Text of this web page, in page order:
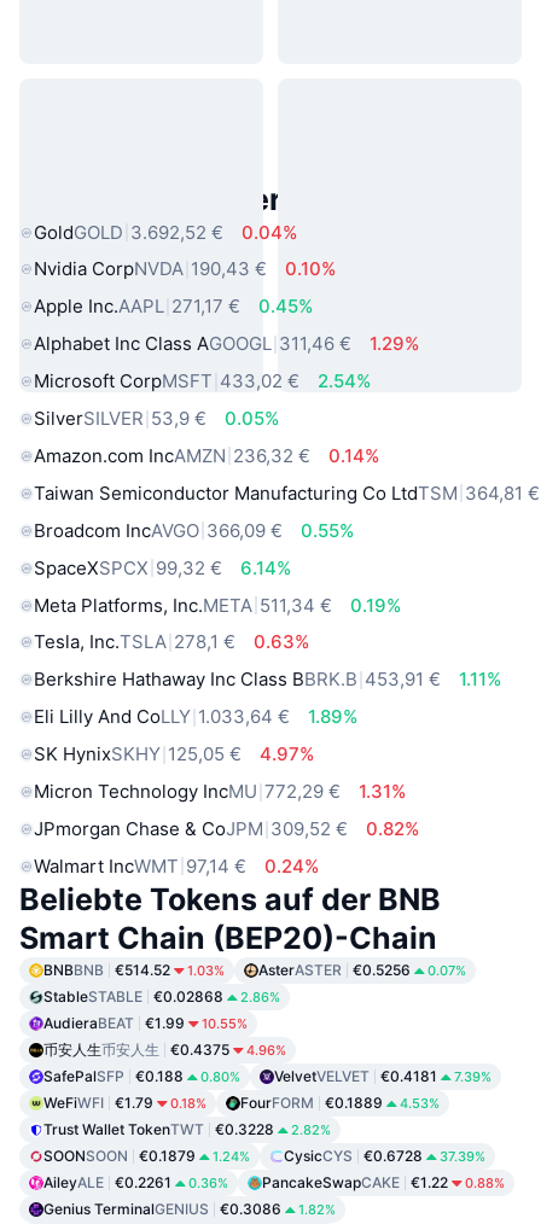
Beliebte reale Vermögenswerte
GoldGOLD 3.692,52 €
0.04%
Nvidia CorpNVDA 190,43 €
0.10%
Apple Inc.AAPL 271,17 €
0.45%
Alphabet Inc Class AGOOGL 311,46 €
1.29%
Microsoft CorpMSFT 433,02 €
2.54%
SilverSILVER 53,9 €
0.05%
Amazon.com IncAMZN 236,32 €
0.14%
Taiwan Semiconductor Manufacturing Co LtdTSM 364,81 €
Broadcom IncAVGO 366,09 €
0.55%
SpaceXSPCX 99,32 €
6.14%
Meta Platforms, Inc.META 511,34 €
0.19%
Tesla, Inc.TSLA 278,1 €
0.63%
Berkshire Hathaway Inc Class BBRK.B 453,91 €
1.11%
Eli Lilly And CoLLY 1.033,64 €
1.89%
SK HynixSKHY 125,05 €
4.97%
Micron Technology IncMU 772,29 €
1.31%
JPmorgan Chase & CoJPM 309,52 €
0.82%
Walmart IncWMT 97,14 € 0.24%
Beliebte Tokens auf der BNB
Smart Chain (BEP20)-Chain
BNBBNB €514.52 1.03% AsterASTER €0.5256 0.07%
StableSTABLE €0.02868 2.86%
AudieraBEAT €1.99 10.55%
币安人生币安人生 €0.4375 4.96%
SafePalSFP €0.188 0.80% VelvetVELVET €0.4181 7.39%
WeFiWFI €1.79 0.18% FourFORM €0.1889 4.53%
Trust Wallet TokenTWT €0.3228 2.82%
SOONSOON €0.1879 1.24% CysicCYS €0.6728 37.39%
AileyALE €0.2261 0.36% PancakeSwapCAKE €1.22 0.88%
Genius TerminalGENIUS €0.3086 1.82%